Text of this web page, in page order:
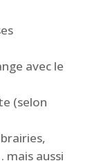
avec le
(selon
mais aussi